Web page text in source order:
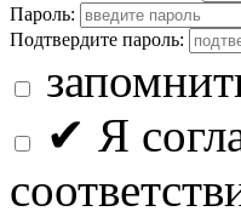
Пароль:
Подтвердите пароль:
✔ Я